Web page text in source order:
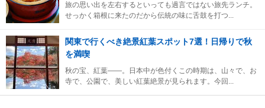
旅の思い出を左右するといっても過言ではない旅先ランチ。
せっかく箱根に来たのだから伝統の味に舌鼓を打つ...
関東で行くべき絶景紅葉スポット7選！日帰りで秋
を満喫
秋の宝、紅葉――。日本中が色付くこの時期は、山々で、お
寺で、公園で、美しい紅葉絶景が見られます。今回...